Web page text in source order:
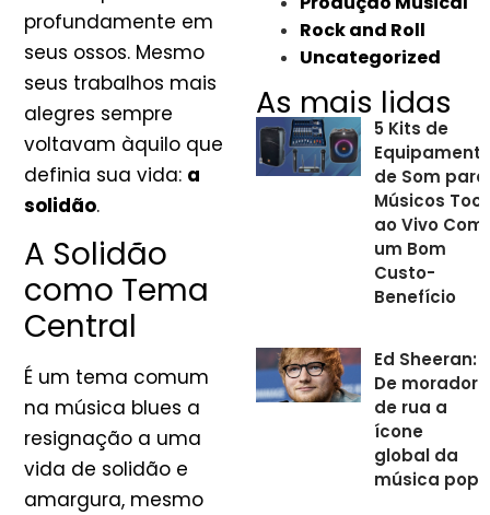
profundamente em
seus ossos. Mesmo
seus trabalhos mais
alegres sempre
voltavam àquilo que
definia sua vida: a
solidão.
A Solidão
como Tema
Central
É um tema comum
na música blues a
resignação a uma
vida de solidão e
amargura, mesmo
Rock and Roll
Uncategorized
As mais lidas
5 Kits de
de Som para
Músicos
ao Vivo Com
um Bom
Custo-
Benefício
Ed Sheeran:
De morador
de rua a
ícone
global da
música pop